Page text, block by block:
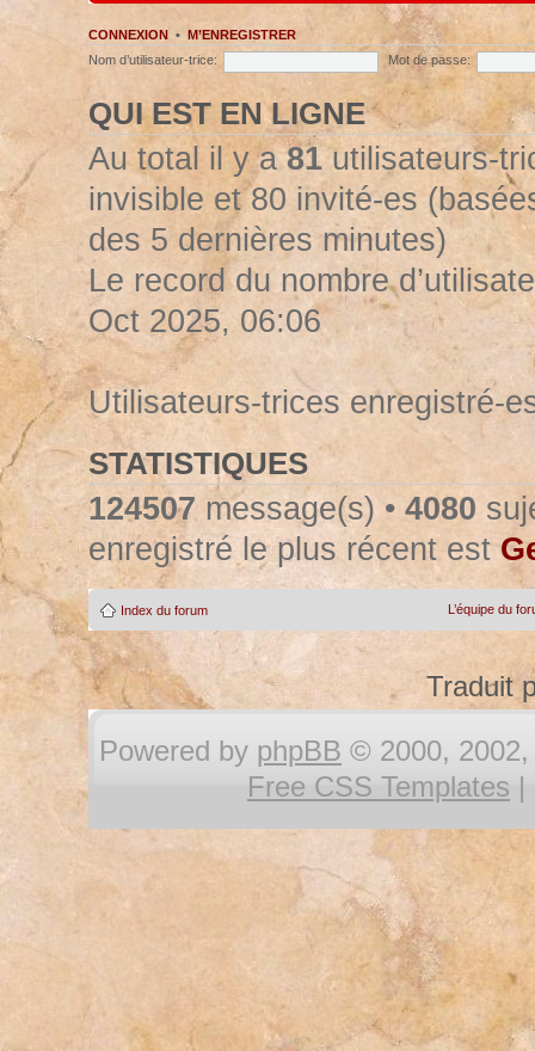
CONNEXION• M’ENREGISTRER
Nom d’utilisateur-trice:
Mot de passe:
QUI EST EN LIGNE
Au total il y a81utilisateurs-
invisible et 80 invité-es
des 5 dernières minutes)
Le record du nombre
Oct 2025, 06:06
Utilisateurs-trices enregistré-
STATISTIQUES
124507 message(s) • 4080
enregistré le plus récent est
Index du forum L’équipe du
Traduit
Powered by phpBB © 2000, 2002,
Free CSS Templates |